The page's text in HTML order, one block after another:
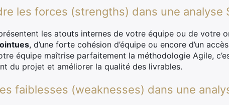
les forces (strengths) dans une analyse
les atouts internes de votre équipe ou de votre
, d’une forte cohésion d’équipe ou encore d’un
équipe maîtrise parfaitement la méthodologie Agile,
du projet et améliorer la qualité des livrables.
faiblesses (weaknesses) dans une